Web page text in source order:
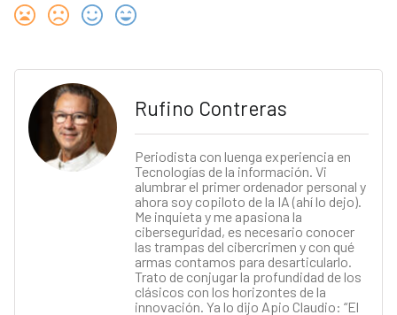
Rufino Contreras
Periodista con luenga experiencia en
Tecnologías de la información. Vi
alumbrar el primer ordenador personal y
ahora soy copiloto de la IA (ahí lo dejo).
Me inquieta y me apasiona la
ciberseguridad, es necesario conocer
las trampas del cibercrimen y con qué
armas contamos para desarticularlo.
Trato de conjugar la profundidad de los
clásicos con los horizontes de la
innovación. Ya lo dijo Apio Claudio: “El